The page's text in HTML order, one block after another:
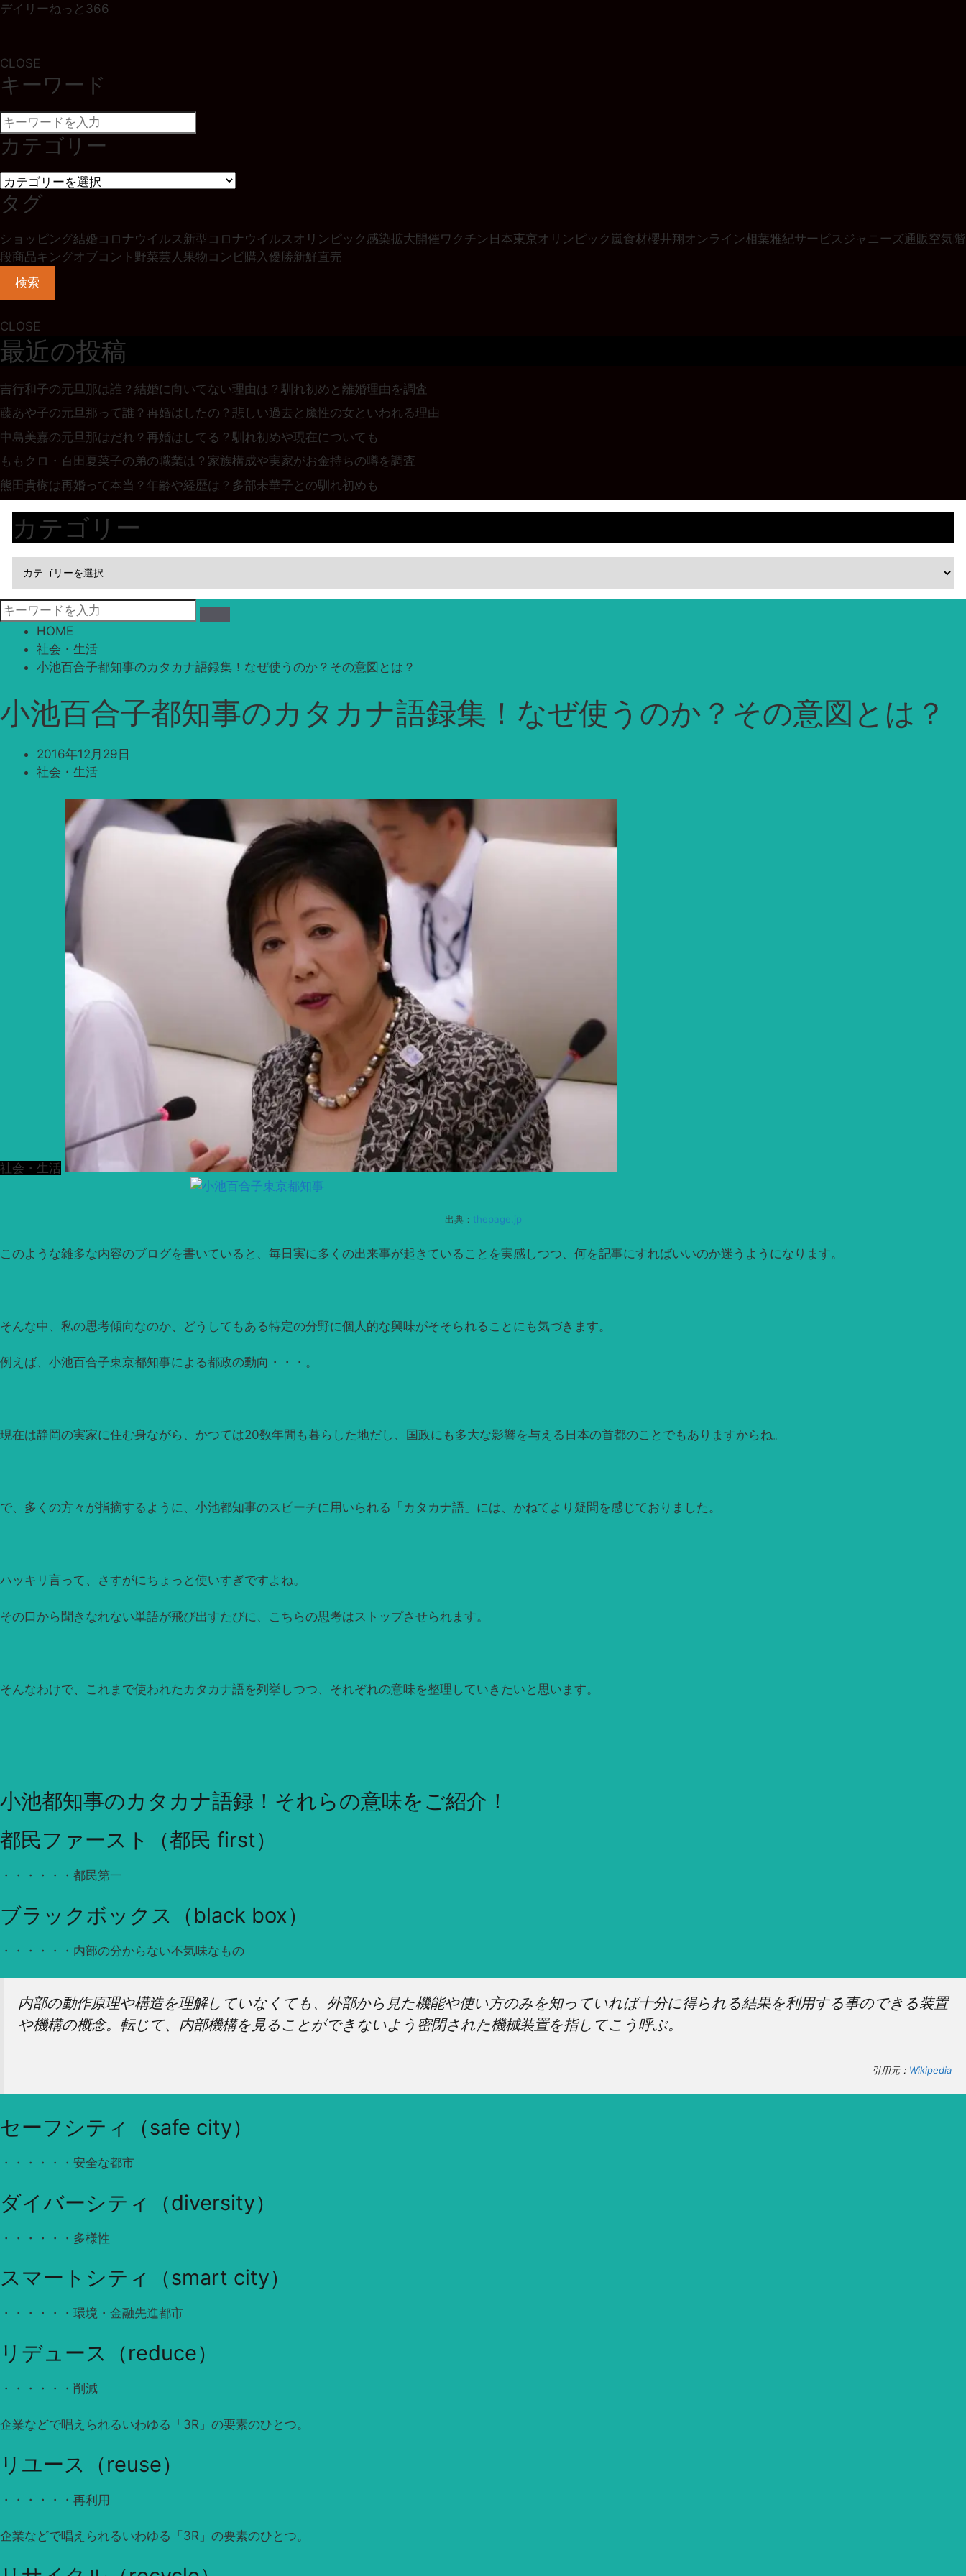
デイリーねっと366
CLOSE
キーワード
カテゴリー
タグ
ショッピング結婚 コロナウイルス 新型コロナウイルス オリンピック 感染拡大開催ワクチン 日本東京オリンピック 嵐 食材櫻井翔オンライン相葉雅紀サービス ジャニーズ通販 空気階
段商品キングオブコント 野菜芸人 果物 コンビ購入 優勝新鮮直売
検索
CLOSE
最近の投稿
吉行和子の元旦那は誰？結婚に向いてない理由は？馴れ初めと離婚理由を調査
藤あや子の元旦那って誰？再婚はしたの？悲しい過去と魔性の女といわれる理由
中島美嘉の元旦那はだれ？再婚はしてる？馴れ初めや現在についても
ももクロ・百田夏菜子の弟の職業は？家族構成や実家がお金持ちの噂を調査
熊田貴樹は再婚って本当？年齢や経歴は？多部未華子との馴れ初めも
カテゴリー
HOME
社会・生活
小池百合子都知事のカタカナ語録集！なぜ使うのか？その意図とは？
小池百合子都知事のカタカナ語録集！なぜ使うのか？その意図とは？
2016年12月29日
社会・生活
社会・生活
出典： thepage.jp
このような雑多な内容のブログを書いていると、毎日実に多くの出来事が起きていることを実感しつつ、何を記事にすればいいのか迷うようになります。
そんな中、私の思考傾向なのか、どうしてもある特定の分野に個人的な興味がそそられることにも気づきます。
例えば、小池百合子東京都知事による都政の動向・・・。
現在は静岡の実家に住む身ながら、かつては20数年間も暮らした地だし、国政にも多大な影響を与える日本の首都のことでもありますからね。
で、多くの方々が指摘するように、小池都知事のスピーチに用いられる「カタカナ語」には、かねてより疑問を感じておりました。
ハッキリ言って、さすがにちょっと使いすぎですよね。
その口から聞きなれない単語が飛び出すたびに、こちらの思考はストップさせられます。
そんなわけで、これまで使われたカタカナ語を列挙しつつ、それぞれの意味を整理していきたいと思います。
小池都知事のカタカナ語録！それらの意味をご紹介！
都民ファースト（都民 first）
・・・・・・都民第一
ブラックボックス（black box）
・・・・・・内部の分からない不気味なもの
内部の動作原理や構造を理解していなくても、外部から見た機能や使い方のみを知っていれば十分に得られる結果を利用する事のできる装置
や機構の概念。転じて、内部機構を見ることができないよう密閉された機械装置を指してこう呼ぶ。
引用元： Wikipedia
セーフシティ（safe city）
・・・・・・安全な都市
ダイバーシティ（diversity）
・・・・・・多様性
スマートシティ（smart city）
・・・・・・環境・金融先進都市
リデュース（reduce）
・・・・・・削減
企業などで唱えられるいわゆる「3R」の要素のひとつ。
リユース（reuse）
・・・・・・再利用
企業などで唱えられるいわゆる「3R」の要素のひとつ。